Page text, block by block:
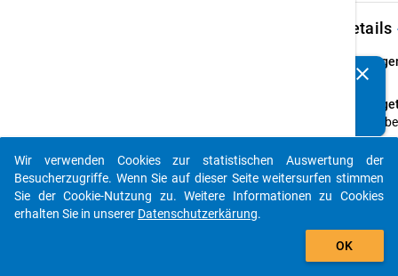
Details
64
Wie
Sie
und
clear
auto_stories
add_shopping_cart
Wir verwenden Cookies zur statistischen Auswertung der
Besucherzugriffe. Wenn Sie auf dieser Seite weitersurfen stimmen
Sie der Cookie-Nutzung zu. Weitere Informationen zu Cookies
erhalten Sie in unserer Datenschutzerkärung.
OK